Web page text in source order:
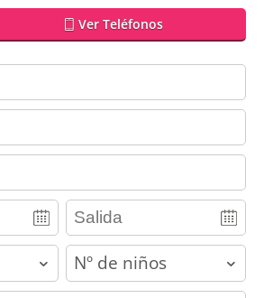
Ver Teléfonos
children